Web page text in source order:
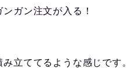
ガン注文が入る！
立ててるような感じです。